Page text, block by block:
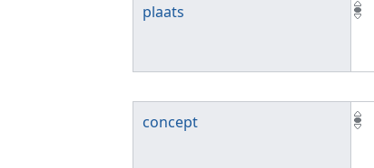
plaats
concept